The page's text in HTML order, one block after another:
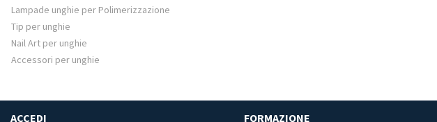
Lampade unghie per Polimerizzazione
Tip per unghie
Nail Art per unghie
Accessori per unghie
ACCEDI FORMAZIONE